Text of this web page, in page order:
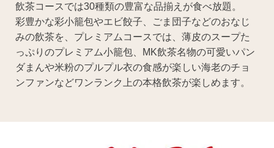
飲茶コースでは30種類の豊富な品揃えが食べ放題。
彩豊かな彩小籠包やエビ餃子、ごま団子などのおなじ
みの飲茶を、プレミアムコースでは、薄皮のスープた
っぷりのプレミアム小籠包、MK飲茶名物の可愛いパン
ダまんや米粉のプルプル衣の食感が楽しい海老のチョ
ンファンなどワンランク上の本格飲茶が楽しめます。